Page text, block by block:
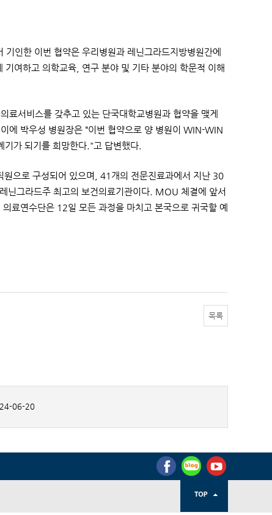
인한 이번 협약은 우리병원과 레닌그라드지방병원간에
여하고 의학교육, 연구 분야 및 기타 분야의 학문적 이해
료서비스를 갖추고 있는 단국대학교병원과 협약을 맺게
에 박우성 병원장은 “이번 협약으로 양 병원이 WIN-WIN
기가 되기를 희망한다."고 답변했다.
으로 구성되어 있으며, 41개의 전문진료과에서 지난 30
닌그라드주 최고의 보건의료기관이다. MOU 체결에 앞서
료연수단은 12일 모든 과정을 마치고 본국으로 귀국할 예
목록
06-20